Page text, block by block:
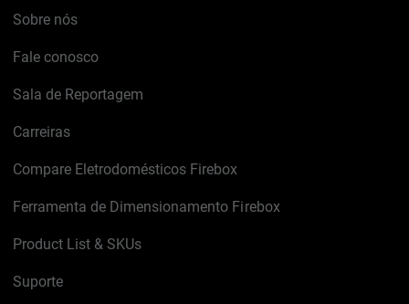
Sobre nós
Fale conosco
Sala de Reportagem
Carreiras
Compare Eletrodomésticos Firebox
Ferramenta de Dimensionamento Firebox
Product List & SKUs
Suporte